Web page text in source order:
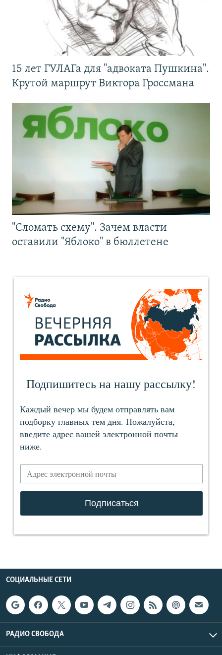
15 лет ГУЛАГа для "адвоката Пушкина".
Крутой маршрут Виктора Гроссмана
"Сломать схему". Зачем власти
оставили "Яблоко" в бюллетене
СОЦИАЛЬНЫЕ СЕТИ
РАДИО СВОБОДА